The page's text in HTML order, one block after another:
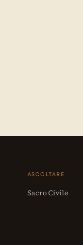
ASCOLTARE
Sacro Civile